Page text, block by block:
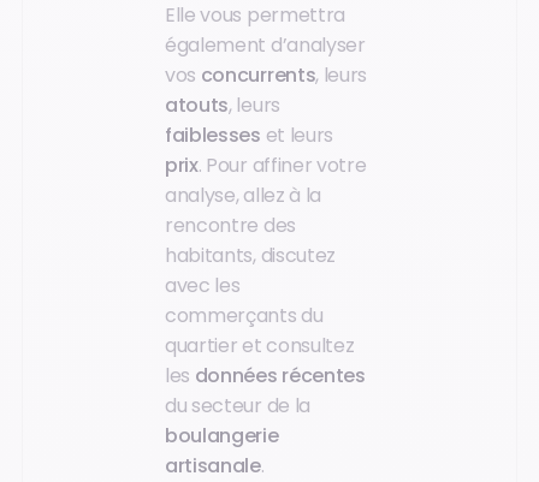
Elle vous permettra
également d’analyser
vos concurrents, leurs
atouts, leurs
faiblesses et leurs
prix. Pour affiner votre
analyse, allez à la
rencontre des
habitants, discutez
avec les
commerçants du
quartier et consultez
les données récentes
du secteur de la
boulangerie
artisanale.